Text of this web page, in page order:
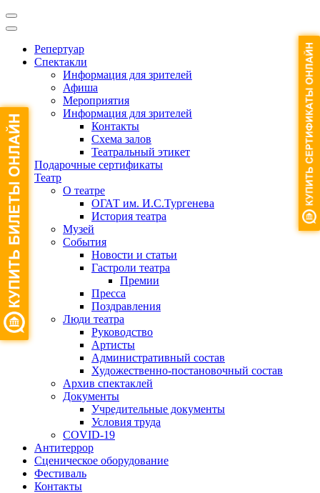
Репертуар
Спектакли
Информация для зрителей
Афиша
Мероприятия
Информация для зрителей
Контакты
Схема залов
Театральный этикет
Подарочные сертификаты
Театр
О театре
ОГАТ им. И.С.Тургенева
История театра
Музей
События
Новости и статьи
Гастроли театра
Премии
Пресса
Поздравления
Люди театра
Руководство
Артисты
Административный состав
Художественно-постановочный состав
Архив спектаклей
Документы
Учредительные документы
Условия труда
COVID-19
Антитеррор
Сценическое оборудование
Фестиваль
Контакты